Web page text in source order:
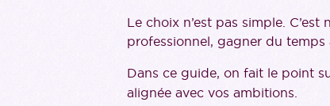
Le choix n’est pas simple.
professionnel, gagner du temps
Dans ce guide, on fait le point
alignée avec vos ambitions.